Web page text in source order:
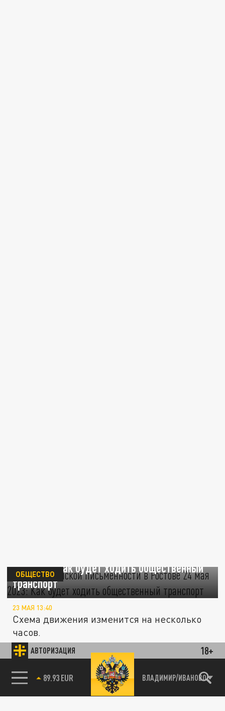
АВТОРИЗАЦИЯ 18+
85.64 BRENT ВЛАДИМИР/ИВАНОВО
мая 2023: Как будет ходить общественный
транспорт
ОБЩЕСТВО
23 МАЯ 13:40
Схема движения изменится на несколько
часов.
ОБЩЕСТВО